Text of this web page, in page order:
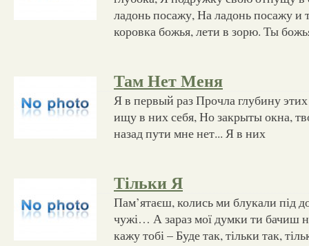
ладонь посажу, На ладонь посажу и
коровка божья, лети в зорю. Ты
Там Нет Меня
Я в первый раз Прочла глубину
ищу в них себя, Но закрыты окна,
назад пути мне нет... Я в них
Тільки Я
Пам’ятаєш, колись ми блукали під
чужі… А зараз мої думки ти бачиш
кажу тобі – Буде так, тільки так,